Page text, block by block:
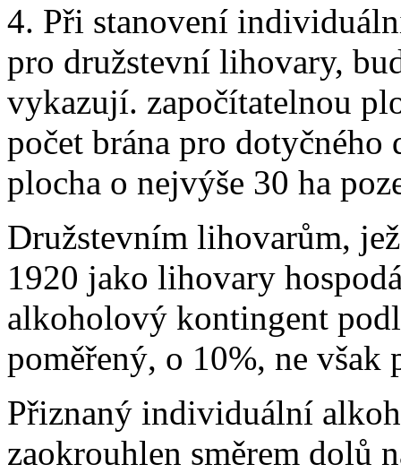
4. Při stanovení
pro družstevní lihovary,
vykazují. započítatelnou
počet brána pro dotyčného
plocha o nejvýše 30 ha
Družstevním lihovarům,
1920 jako lihovary
alkoholový kontingent
poměřený, o 10%, ne však
Přiznaný individuální
zaokrouhlen směrem dolů